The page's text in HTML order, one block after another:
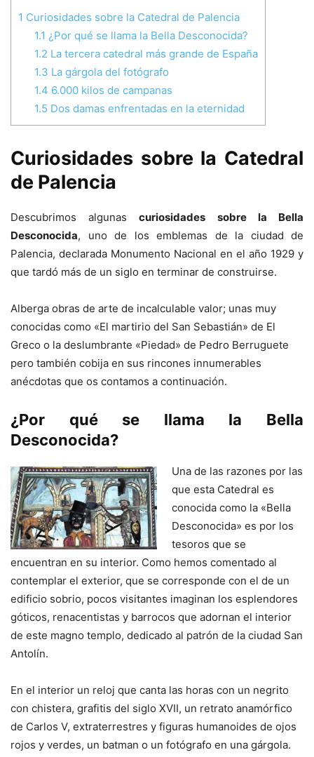
1 Curiosidades sobre la Catedral de Palencia
1.1 ¿Por qué se llama la Bella Desconocida?
1.2 La tercera catedral más grande de España
1.3 La gárgola del fotógrafo
1.4 6.000 kilos de campanas
1.5 Dos damas enfrentadas en la eternidad
Curiosidades sobre la Catedral
de Palencia
Descubrimos algunascuriosidades sobre la Bella
Desconocida, uno de los emblemas de la ciudad de
Palencia, declarada Monumento Nacional en el año 1929 y
que tardó más de un siglo en terminar de construirse.
Alberga obras de arte de incalculable valor; unas muy
conocidas como «El martirio del San Sebastián» de El
Greco o la deslumbrante «Piedad» de Pedro Berruguete
pero también cobija en sus rincones innumerables
anécdotas que os contamos a continuación.
¿Por qué se llama la Bella
Desconocida?
Una de las razones por las
que esta Catedral es
conocida como la «Bella
Desconocida» es por los
tesoros que se
encuentran en su interior. Como hemos comentado al
contemplar el exterior, que se corresponde con el de un
edificio sobrio, pocos visitantes imaginan los esplendores
góticos, renacentistas y barrocos que adornan el interior
de este magno templo, dedicado al patrón de la ciudad San
Antolín.
En el interior un reloj que canta las horas con un negrito
con chistera, grafitis del siglo XVII, un retrato anamórfico
de Carlos V, extraterrestres y figuras humanoides de ojos
rojos y verdes, un batman o un fotógrafo en una gárgola.